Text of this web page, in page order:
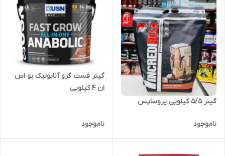
گینر ۵/۵ کیلویی پروساپس
ناموجود
گینر فست گرو آنابولیک یو اس
ان ۴ کیلویی
ناموجود